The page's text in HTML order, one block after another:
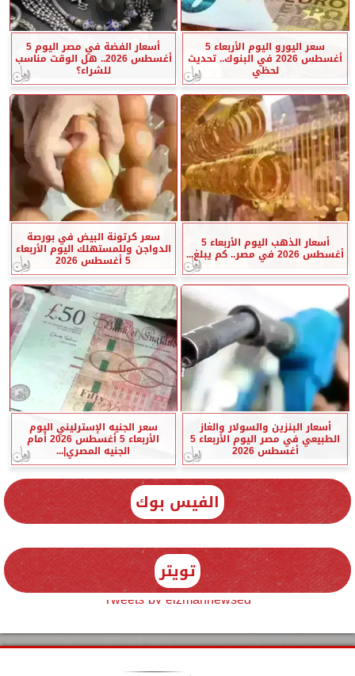
سعر اليورو اليوم الأربعاء 5
أغسطس 2026 في البنوك.. تحديث
لحظي
أسعار الفضة في مصر اليوم 5
أغسطس 2026.. هل الوقت مناسب
للشراء؟
أسعار الذهب اليوم الأربعاء 5
أغسطس 2026 في مصر.. كم يبلغ...
سعر كرتونة البيض في بورصة
الدواجن وللمستهلك اليوم الأربعاء
5 أغسطس 2026
أسعار البنزين والسولار والغاز
الطبيعي في مصر اليوم الأربعاء 5
أغسطس 2026
سعر الجنيه الإسترليني اليوم
الأربعاء 5 أغسطس 2026 أمام
الجنيه المصري|...
الفيس بوك
تويتر
Tweets by elzmannewseg